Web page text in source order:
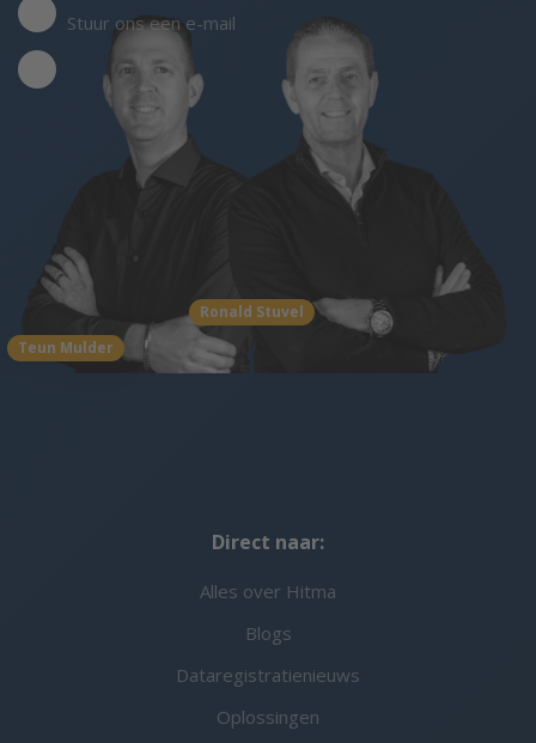
Teun Mulder
Ronald Stuvel
Stuur ons een e-mail
Direct naar:
Alles over Hitma
Blogs
Dataregistratienieuws
Oplossingen